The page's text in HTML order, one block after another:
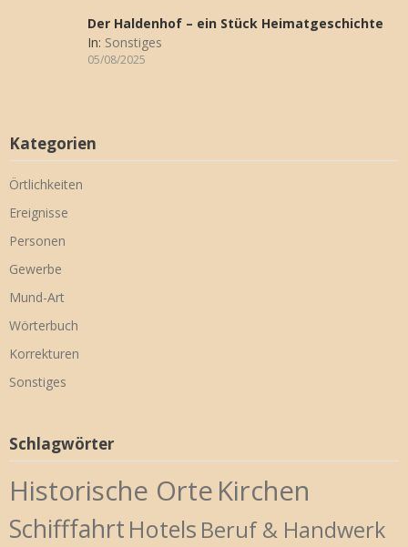
Der Haldenhof – ein Stück Heimatgeschichte
In: Sonstiges
05/08/2025
Kategorien
Örtlichkeiten
Ereignisse
Personen
Gewerbe
Mund-Art
Wörterbuch
Korrekturen
Sonstiges
Schlagwörter
Historische Orte Kirchen
Schifffahrt Hotels Beruf & Handwerk